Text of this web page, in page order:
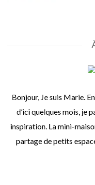
Bonjour, Je suis Marie.
d’ici quelques mois, je
inspiration. La mini-
partage de petits